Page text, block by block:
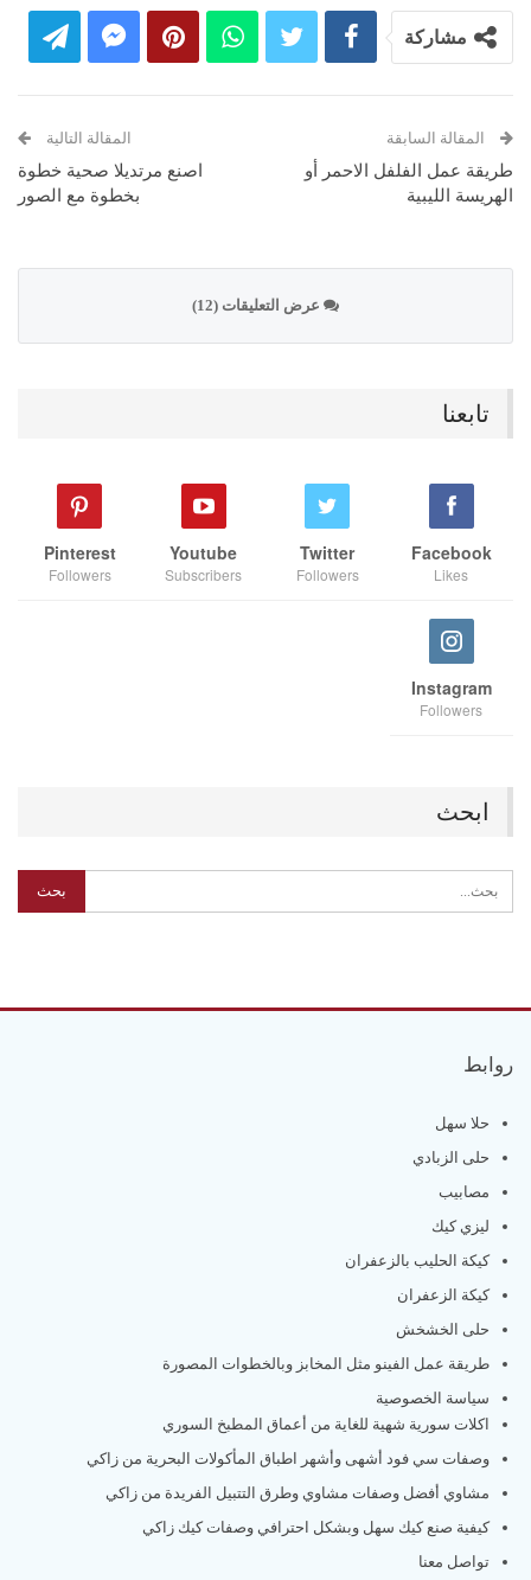
مشاركة
المقالة السابقة
طريقة عمل الفلفل الاحمر أو
الهريسة الليبية
المقالة التالية
اصنع مرتديلا صحية خطوة
بخطوة مع الصور
عرض التعليقات (12)
تابعنا
Facebook
Likes
Twitter
Followers
Youtube
Subscribers
Pinterest
Followers
Instagram
Followers
ابحث
روابط
حلا سهل
حلى الزبادي
مصابيب
ليزي كيك
كيكة الحليب بالزعفران
كيكة الزعفران
حلى الخشخش
طريقة عمل الفينو مثل المخابز وبالخطوات المصورة
سياسة الخصوصية
اكلات سورية شهية للغاية من أعماق المطبخ السوري
وصفات سي فود أشهى وأشهر اطباق المأكولات البحرية من زاكي
مشاوي أفضل وصفات مشاوي وطرق التتبيل الفريدة من زاكي
كيفية صنع كيك سهل وبشكل احترافي وصفات كيك زاكي
تواصل معنا